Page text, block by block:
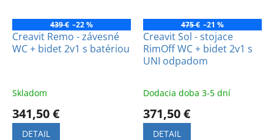
439 € –22 %
Creavit Remo - závesné
WC + bidet 2v1 s batériou
Skladom
341,50 €
DETAIL
475 € –21 %
Creavit Sol - stojace
RimOff WC + bidet 2v1 s
UNI odpadom
Dodacia doba 3-5 dní
371,50 €
DETAIL